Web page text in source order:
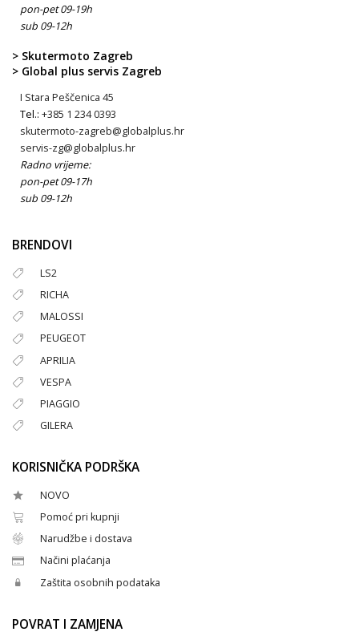
pon-pet 09-19h
sub 09-12h
> Skutermoto Zagreb
> Global plus servis Zagreb
I Stara Peščenica 45
Tel.: +385 1 234 0393
skutermoto-zagreb@globalplus.hr
servis-zg@globalplus.hr
Radno vrijeme:
pon-pet 09-17h
sub 09-12h
BRENDOVI
LS2
RICHA
MALOSSI
PEUGEOT
APRILIA
VESPA
PIAGGIO
GILERA
KORISNIČKA PODRŠKA
NOVO
Pomoć pri kupnji
Narudžbe i dostava
Načini plaćanja
Zaštita osobnih podataka
POVRAT I ZAMJENA